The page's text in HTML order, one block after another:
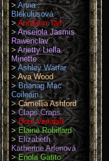
>Anna
Blekulusová
>AnnSam Tail
>Anseiola Jasmis
Rawenclav
>Arietty Liella
Minette
>Ashley Watfar
>Ava Wood
>Brianag Mac
Coileáin
>Camellia Ashford
>Claps Craps
>Dors Venabili
>Elaine Robillard
>Elizabeth
Katherine Arlenová
>Enola Gatito